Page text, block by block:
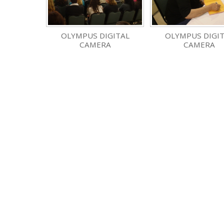
OLYMPUS DIGITAL
CAMERA
OLYMPUS
CAMERA